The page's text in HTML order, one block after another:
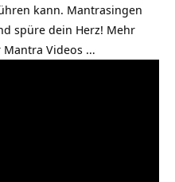
kann. Mantrasingen
spüre dein Herz! Mehr
Videos …